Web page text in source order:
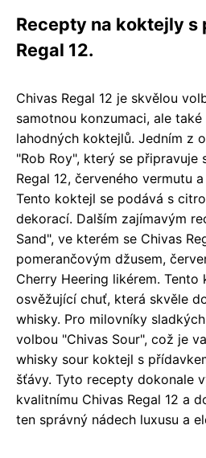
Recepty na koktejly s
Regal 12.
Chivas Regal 12 je skvělou
samotnou konzumaci, ale
lahodných koktejlů. Jedním z
"Rob Roy", který se připravuje
Regal 12, červeného vermutu
Tento koktejl se podává s
dekorací. Dalším zajímavým
Sand", ve kterém se Chivas
pomerančovým džusem,
Cherry Heering likérem.
osvěžující chuť, která skvěle
whisky. Pro milovníky
volbou "Chivas Sour", což je
whisky sour koktejl s
šťávy. Tyto recepty dokonale
kvalitnímu Chivas Regal 12 a
ten správný nádech luxusu a